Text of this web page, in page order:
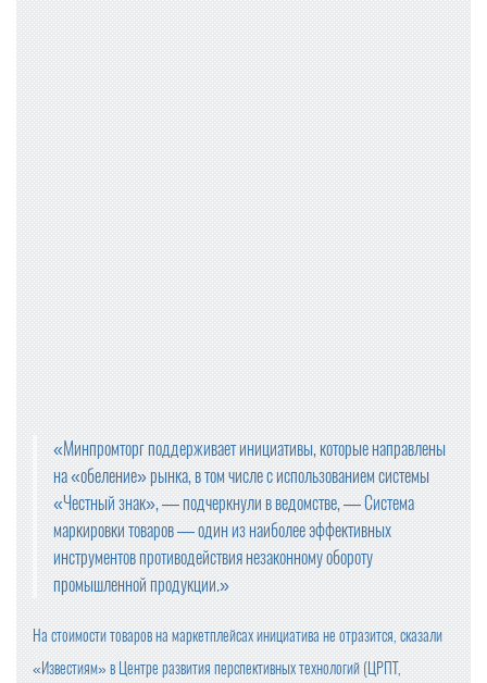
«Минпромторг поддерживает инициативы, которые направлены
на «обеление» рынка, в том числе с использованием системы
«Честный знак», — подчеркнули в ведомстве, — Система
маркировки товаров — один из наиболее эффективных
инструментов противодействия незаконному обороту
промышленной продукции.»
На стоимости товаров на маркетплейсах инициатива не отразится, сказали
«Известиям» в Центре развития перспективных технологий (ЦРПТ,